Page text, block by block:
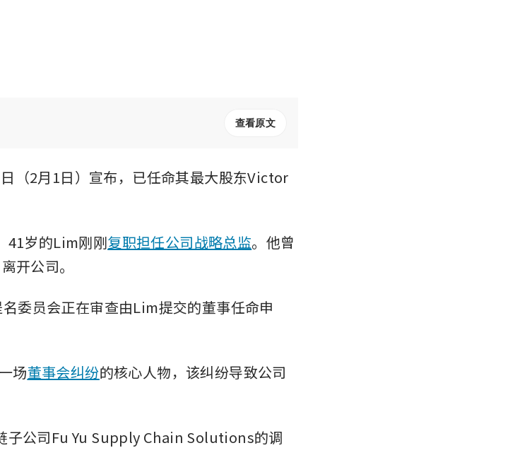
查看原文
（2月1日）宣布，已任命其最大股东Victor
41岁的Lim刚刚复职担任公司战略总监。他曾
开公司。
委员会正在审查由Lim提交的董事任命申
场董事会纠纷的核心人物，该纠纷导致公司
子公司Fu Yu Supply Chain Solutions的调